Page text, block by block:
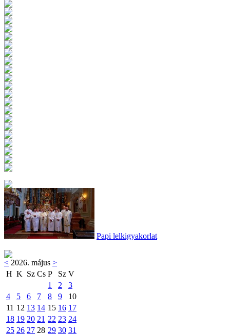
Papi lelkigyakorlat
< 2026. május >
H K Sz Cs P Sz V
1
2
3
4
5 6 7 8 9
10
11 12 13 14 15 16 17
18 19 20 21 22 23 24
25 26 27 28 29 30 31